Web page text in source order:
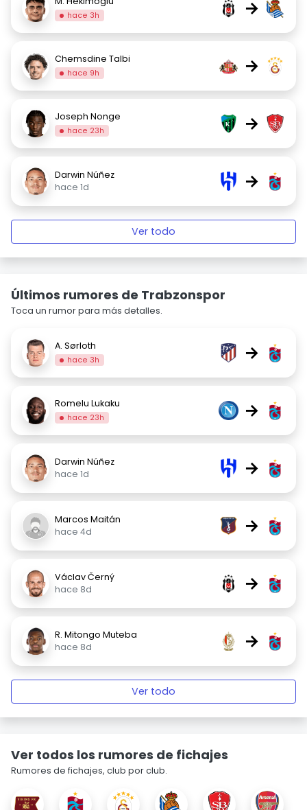
hace 3h →
Chemsdine Talbi
hace 9h →
Joseph Nonge
hace 23h →
Darwin Núñez
hace 1d
→
Ver todo
Últimos rumores de Trabzonspor
Toca un rumor para más detalles.
A. Sørloth
hace 3h →
Romelu Lukaku
hace 23h →
Darwin Núñez
hace 1d
→
Marcos Maitán
hace 4d
→
Václav Černý
hace 8d
→
R. Mitongo Muteba
hace 8d
→
Ver todo
Ver todos los rumores de fichajes
Rumores de fichajes, club por club.